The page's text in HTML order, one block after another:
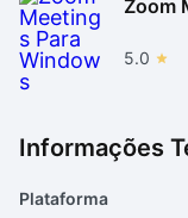
Zoom
5.0
Informações
Plataforma